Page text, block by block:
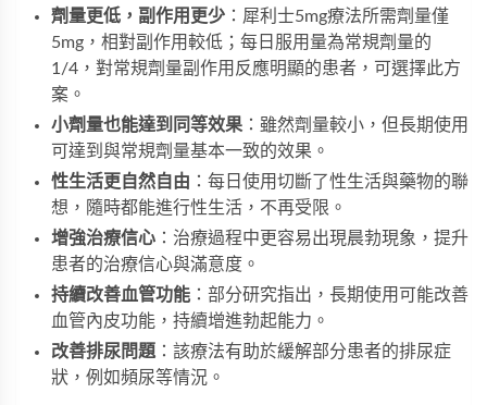
劑量更低，副作用更少 ：犀利士5mg療法所需劑量僅
5mg，相對副作用較低；每日服用量為常規劑量的
1/4，對常規劑量副作用反應明顯的患者，可選擇此方
案。
小劑量也能達到同等效果 ：雖然劑量較小，但長期使用
可達到與常規劑量基本一致的效果。
性生活更自然自由 ：每日使用切斷了性生活與藥物的聯
想，隨時都能進行性生活，不再受限。
增強治療信心 ：治療過程中更容易出現晨勃現象，提升
患者的治療信心與滿意度。
持續改善血管功能 ：部分研究指出，長期使用可能改善
血管內皮功能，持續增進勃起能力。
改善排尿問題：該療法有助於緩解部分患者的排尿症
狀，例如頻尿等情況。